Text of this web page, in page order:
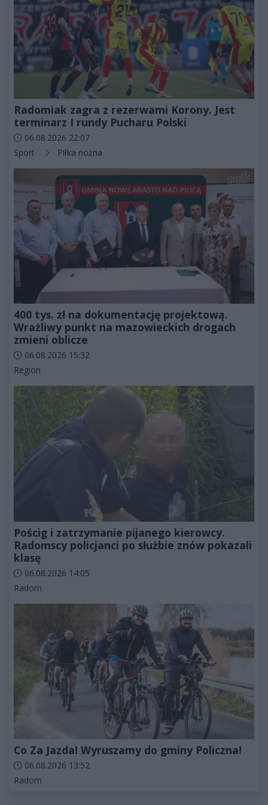
Radomiak zagra z rezerwami Korony. Jest
terminarz I rundy Pucharu Polski
Data dodania artykułu:
06.08.2026 22:07
Kategorie artykułu:
Sport Piłka nożna
400 tys. zł na dokumentację projektową.
Wrażliwy punkt na mazowieckich drogach
zmieni oblicze
Data dodania artykułu:
06.08.2026 15:32
Kategorie artykułu:
Region
Pościg i zatrzymanie pijanego kierowcy.
Radomscy policjanci po służbie znów pokazali
klasę
Data dodania artykułu:
06.08.2026 14:05
Kategorie artykułu:
Radom
Co Za Jazda! Wyruszamy do gminy Policzna!
Data dodania artykułu:
06.08.2026 13:52
Kategorie artykułu:
Radom